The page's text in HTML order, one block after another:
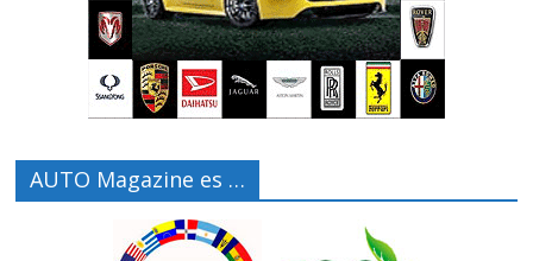
AUTO Magazine es …